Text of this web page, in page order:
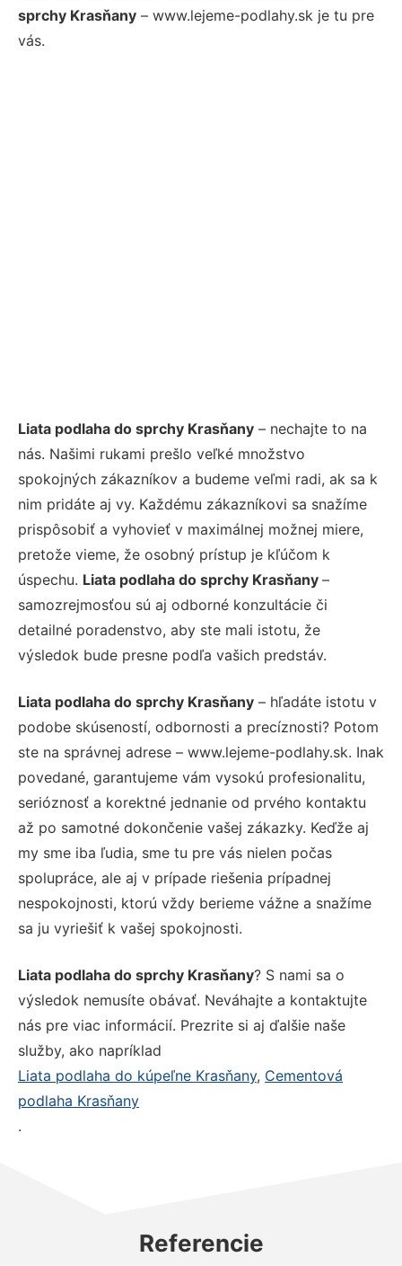
sprchy Krasňany – www.lejeme-podlahy.sk je tu pre
vás.
Liata podlaha do sprchy Krasňany – nechajte to na
nás. Našimi rukami prešlo veľké množstvo
spokojných zákazníkov a budeme veľmi radi, ak sa k
nim pridáte aj vy. Každému zákazníkovi sa snažíme
prispôsobiť a vyhovieť v maximálnej možnej miere,
pretože vieme, že osobný prístup je kľúčom k
úspechu. Liata podlaha do sprchy Krasňany –
samozrejmosťou sú aj odborné konzultácie či
detailné poradenstvo, aby ste mali istotu, že
výsledok bude presne podľa vašich predstáv.
Liata podlaha do sprchy Krasňany – hľadáte istotu v
podobe skúseností, odbornosti a precíznosti? Potom
ste na správnej adrese – www.lejeme-podlahy.sk. Inak
povedané, garantujeme vám vysokú profesionalitu,
serióznosť a korektné jednanie od prvého kontaktu
až po samotné dokončenie vašej zákazky. Keďže aj
my sme iba ľudia, sme tu pre vás nielen počas
spolupráce, ale aj v prípade riešenia prípadnej
nespokojnosti, ktorú vždy berieme vážne a snažíme
sa ju vyriešiť k vašej spokojnosti.
Liata podlaha do sprchy Krasňany? S nami sa o
výsledok nemusíte obávať. Neváhajte a kontaktujte
nás pre viac informácií. Prezrite si aj ďalšie naše
služby, ako napríklad
Liata podlaha do kúpeľne Krasňany, Cementová
podlaha Krasňany
.
Referencie